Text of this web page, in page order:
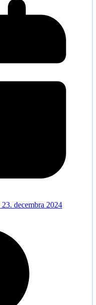
decembra 2024